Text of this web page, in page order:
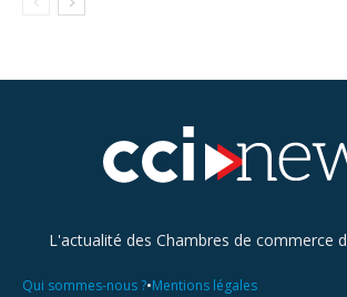
L'actualité des Chambres de commerce
Qui sommes-nous ?•Mentions légales